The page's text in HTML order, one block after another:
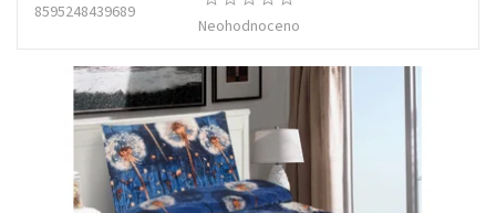
8595248439689
Neohodnoceno